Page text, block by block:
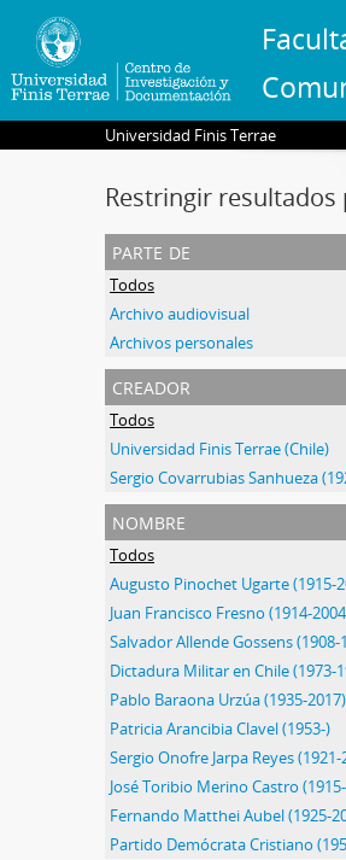
Universidad Finis Terrae
Restringir resultados
parte de
Todos
Archivo audiovisual
Archivos personales
creador
Todos
Universidad Finis Terrae (Chile)
nombre
Todos
Augusto Pinochet Ugarte (1915-
Juan Francisco Fresno (1914-
Salvador Allende Gossens (1908-
Dictadura Militar en Chile (1973-
Pablo Baraona Urzúa (1935-2017)
Patricia Arancibia Clavel (1953-)
Sergio Onofre Jarpa Reyes (1921-
José Toribio Merino Castro
Fernando Matthei Aubel (1925-
Partido Demócrata Cristiano